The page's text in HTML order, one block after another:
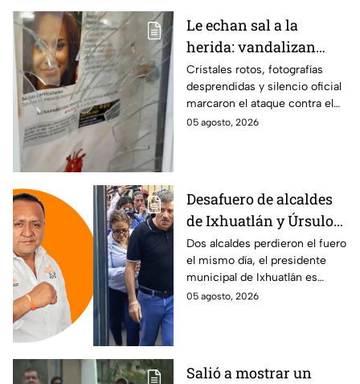
Le echan sal a la
herida: vandalizan
memorial de
desaparecidos en
Veracruz en medio de
crisis
Cristales rotos, fotografías
desprendidas y silencio oficial
marcaron el ataque contra el
memorial de desaparecidos,
05 agosto, 2026
Desafuero de alcaldes
de Ixhuatlán y Úrsulo
Galván: uno de ellos
está implicado en el
asesinato de la
periodista Roxana
Dos alcaldes perdieron el fuero
el mismo día, el presidente
municipal de Ixhuatlán es
investigado por el secuestro y
05 agosto, 2026
Salió a mostrar un